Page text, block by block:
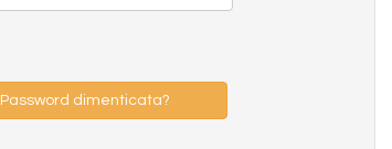
Password dimenticata?